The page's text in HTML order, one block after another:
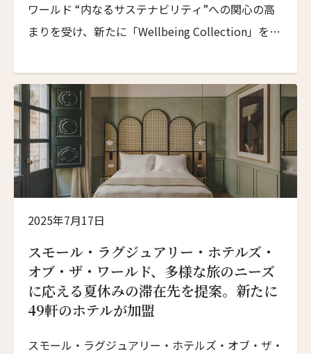
ワールド “内なるサステナビリティ”への関心の高
まりを受け、新たに「Wellbeing Collection」を発
2025年7月17日
スモール・ラグジュアリー・ホテルズ・
オブ・ザ・ワールド、多様な旅のニーズ
に応える夏休みの滞在先を提案。新たに
49軒のホテルが加盟
スモール・ラグジュアリー・ホテルズ・オブ・ザ・